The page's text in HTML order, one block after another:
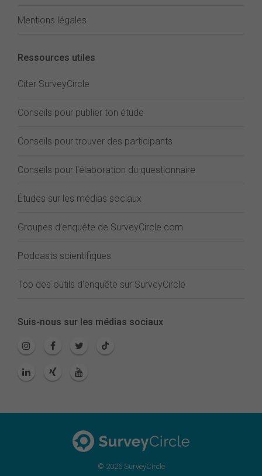
Mentions légales
Ressources utiles
Citer SurveyCircle
Conseils pour publier ton étude
Conseils pour trouver des participants
Conseils pour l'élaboration du questionnaire
Études sur les médias sociaux
Groupes d'enquête de SurveyCircle.com
Podcasts scientifiques
Top des outils d'enquête sur SurveyCircle
Suis-nous sur les médias sociaux
© 2026 SurveyCircle